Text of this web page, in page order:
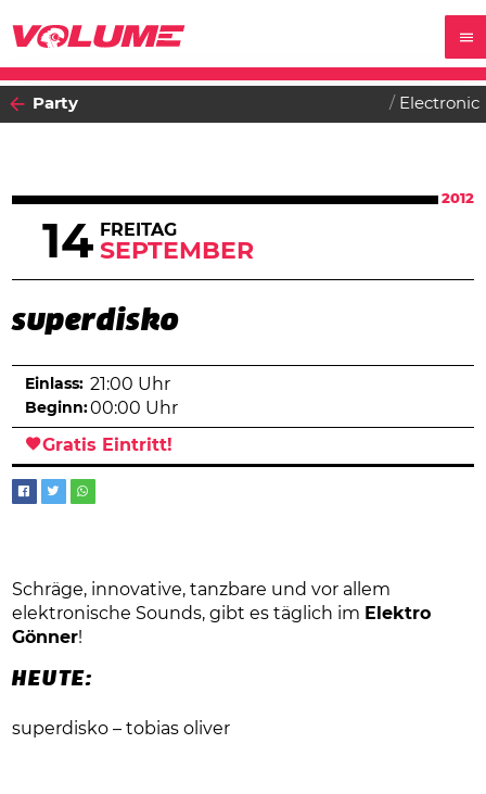
Party Electronic
2012
14 FREITAG
SEPTEMBER
superdisko
Einlass: 21:00 Uhr
Beginn:00:00 Uhr
Gratis Eintritt!
Schräge, innovative, tanzbare und vor allem
elektronische Sounds, gibt es täglich im Elektro
Gönner!
HEUTE:
superdisko – tobias oliver